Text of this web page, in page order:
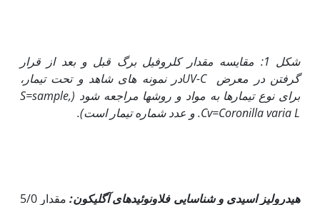
شکل 1: مقایسه مقدار کلروفیل برگ قبل و بعد از قرار
گرفتن در معرض
UV-C
در نمونه های شاهد و تحت تیمار،
برای نوع تیمارها به مواد و روش­ها مراجعه شود (S=sample,
Cv=Coronilla varia L. و عدد شماره تیمار است).
هیدرولیز اسیدی و شناسایی فلاونوئیدهای آگلیکون: مقدار 5/0